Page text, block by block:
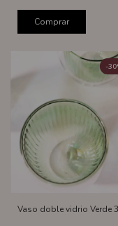
Comprar
Vaso doble vidrio Verde
-30